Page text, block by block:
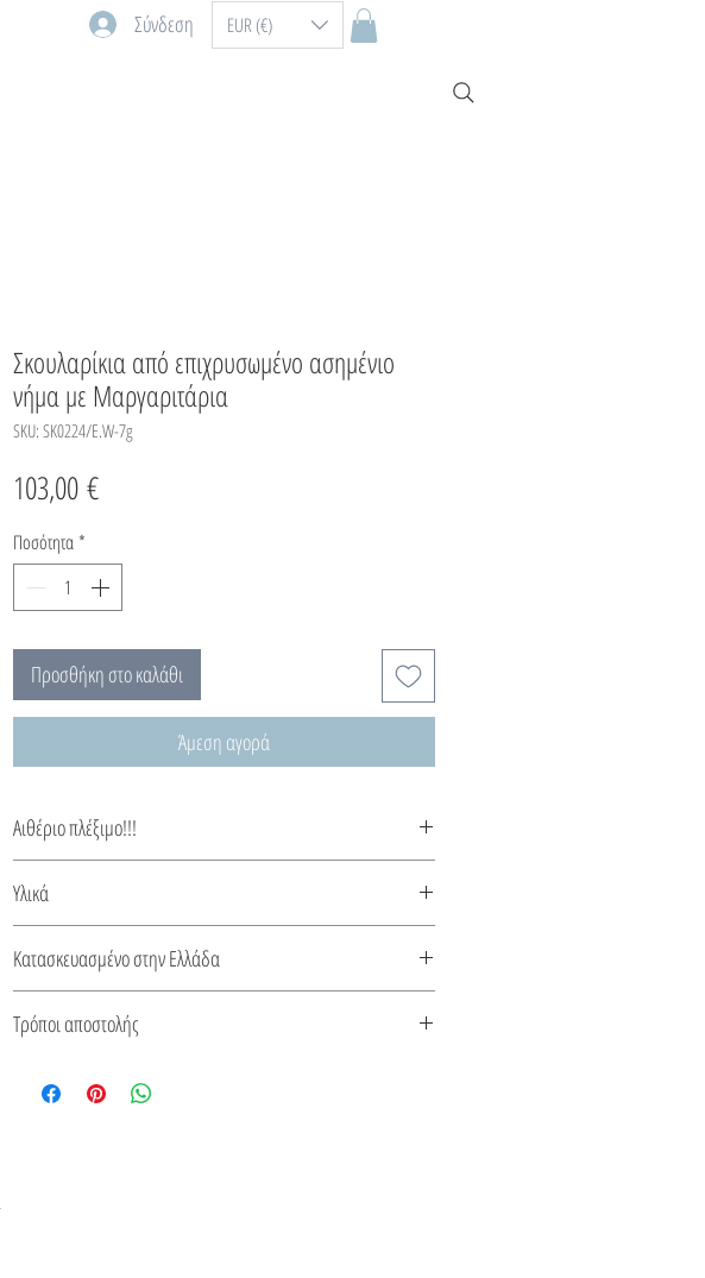
Σύνδεση EUR (€)
Σκουλαρίκια από επιχρυσωμένο ασημένιο
νήμα με Μαργαριτάρια
SKU: SK0224/E.W-7g
103,00 €Τιμή
Ποσότητα *
Προσθήκη στο καλάθι
Άμεση αγορά
Αιθέριο πλέξιμο!!!
για εσάς από λαμπερή ασημένια κλωστή!
Υλικά
σκουλαρικιών είναι από ασήμι ή 18Κ επιχρυσωμένο ασήμι.
Κατασκευασμένο στην Ελλάδα
από πιστοποιητικό για το είδος του μετάλλου και την πέτρα
Τρόποι αποστολής